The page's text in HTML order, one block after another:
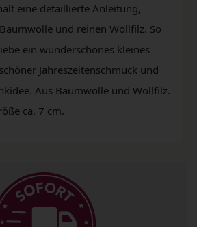
eine detaillierte Anleitung,
und reinen Wollfilz. So
ein wunderschönes kleines
Jahreszeitenschmuck und
Aus Baumwolle und Wollfilz.
ca. 7 cm.